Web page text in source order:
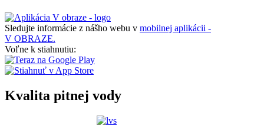
Sledujte informácie z nášho webu v mobilnej aplikácii -
V OBRAZE.
Voľne k stiahnutiu:
Kvalita pitnej vody